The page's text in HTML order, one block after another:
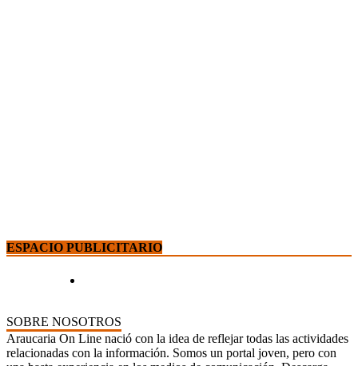
ESPACIO PUBLICITARIO
SOBRE NOSOTROS
Araucaria On Line nació con la idea de reflejar todas las actividades
relacionadas con la información. Somos un portal joven, pero con